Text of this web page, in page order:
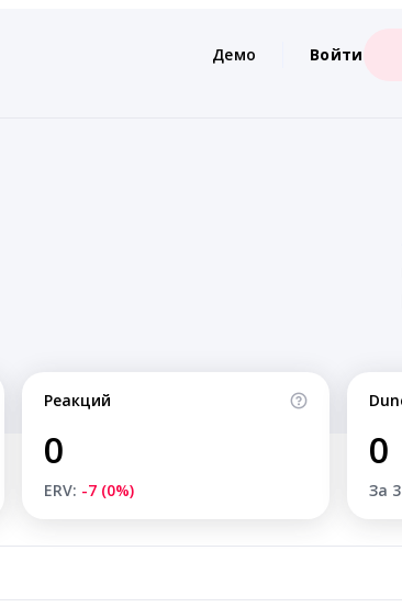
Демо Войти
Реакций
0
ERV: -7 (0%)
0
За